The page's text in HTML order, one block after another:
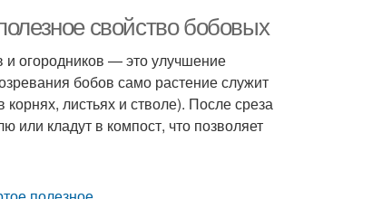
свойство бобовых
и огородников — это улучшение
бобов само растение служит
листьях и стволе). После среза
или кладут в компост, что позволяет